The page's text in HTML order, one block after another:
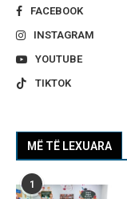
FACEBOOK
INSTAGRAM
YOUTUBE
TIKTOK
MË TË LEXUARA
1